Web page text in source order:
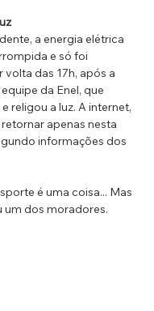
a energia elétrica
e só foi
das 17h, após a
da Enel, que
religou a luz. A internet,
apenas nesta
informações dos
é uma coisa... Mas
um dos moradores.